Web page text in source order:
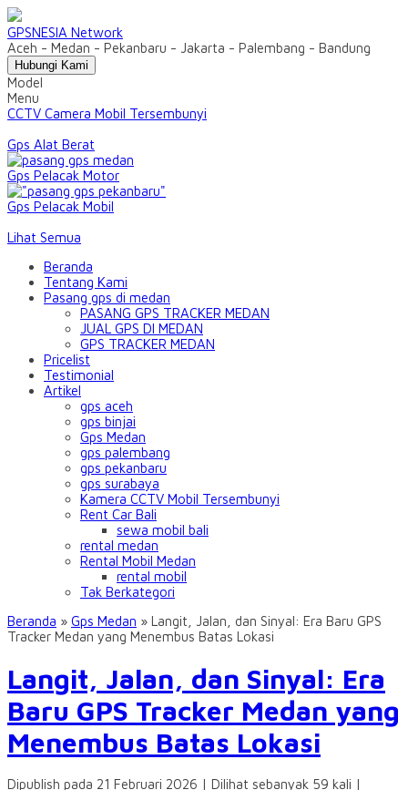
GPSNESIA Network
Aceh - Medan - Pekanbaru - Jakarta - Palembang - Bandung
Hubungi Kami
Model
Menu
CCTV Camera Mobil Tersembunyi
Gps Alat Berat
Gps Pelacak Motor
Gps Pelacak Mobil
Lihat Semua
Beranda
Tentang Kami
Pasang gps di medan
PASANG GPS TRACKER MEDAN
JUAL GPS DI MEDAN
GPS TRACKER MEDAN
Pricelist
Testimonial
Artikel
gps aceh
gps binjai
Gps Medan
gps palembang
gps pekanbaru
gps surabaya
Kamera CCTV Mobil Tersembunyi
Rent Car Bali
sewa mobil bali
rental medan
Rental Mobil Medan
rental mobil
Tak Berkategori
Beranda » Gps Medan » Langit, Jalan, dan Sinyal: Era Baru GPS
Tracker Medan yang Menembus Batas Lokasi
Langit, Jalan, dan Sinyal: Era
Baru GPS Tracker Medan yang
Menembus Batas Lokasi
Dipublish pada 21 Februari 2026 | Dilihat sebanyak 59 kali |